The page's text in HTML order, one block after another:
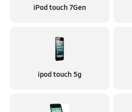
iPod touch 7Gen
ipod touch 5g